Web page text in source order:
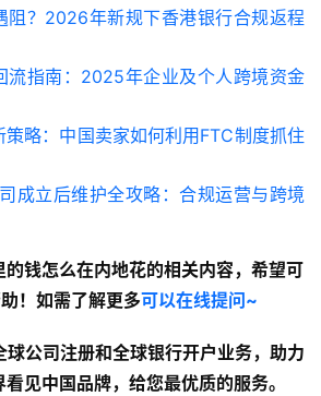
阻？2026年新规下香港银行合规返程
流指南：2025年企业及个人跨境资金
策略：中国卖家如何利用FTC制度抓住
成立后维护全攻略：合规运营与跨境
的钱怎么在内地花的相关内容，希望可
！如需了解更多可以在线提问~
球公司注册和全球银行开户业务，助力
见中国品牌，给您最优质的服务。